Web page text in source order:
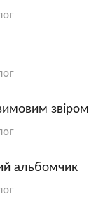
звіром
альбомчик